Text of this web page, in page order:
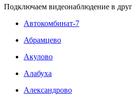
Подключаем видеонаблюдение в
Автокомбинат-7
Абрамцево
Акулово
Алабуха
Александрово